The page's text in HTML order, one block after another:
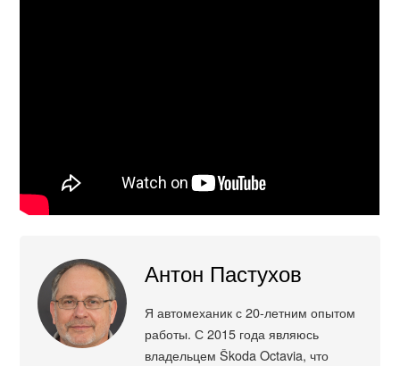
Антон Пастухов
Я автомеханик с 20-летним опытом
работы. С 2015 года являюсь
владельцем Škoda Octavia, что